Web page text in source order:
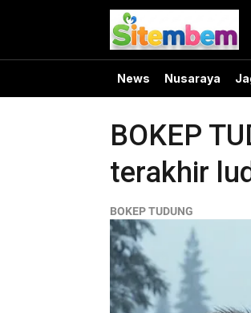
News Nusaraya
BOKEP
terakhir
BOKEP TUDUNG